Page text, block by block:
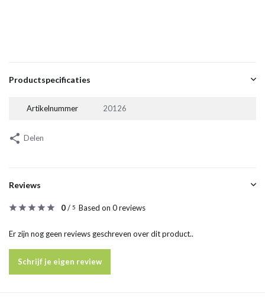
Productspecificaties
Artikelnummer 20126
Delen
Reviews
0/ 5 Based on 0 reviews
Er zijn nog geen reviews geschreven over dit product..
Schrijf je eigen review